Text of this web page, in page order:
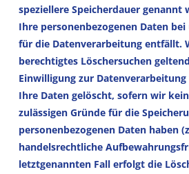
speziellere Speicherdauer genannt
Ihre personenbezogenen Daten
für die Datenverarbeitung entfällt.
berechtigtes Löschersuchen
Einwilligung zur
Ihre Daten gelöscht, sofern wir
zulässigen Gründe für die
personenbezogenen Daten haben
handelsrechtliche
letztgenannten Fall erfolgt die